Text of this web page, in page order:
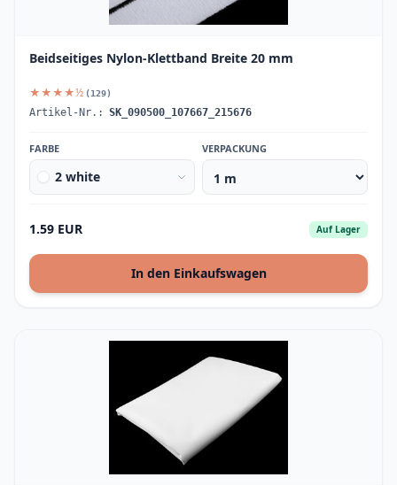
Beidseitiges Nylon-Klettband Breite 20 mm
★★★★½ (129)
Artikel-Nr.: SK_090500_107667_215676
FARBE
2 white
VERPACKUNG
1.59 EUR Auf Lager
In den Einkaufswagen